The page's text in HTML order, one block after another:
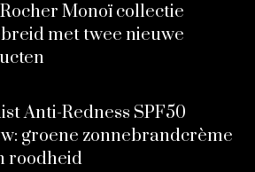
Rocher Monoï collectie
met twee nieuwe
Anti-Redness SPF50
groene zonnebrandcrème
roodheid